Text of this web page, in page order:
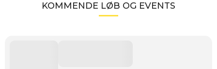
KOMMENDE LØB OG EVENTS